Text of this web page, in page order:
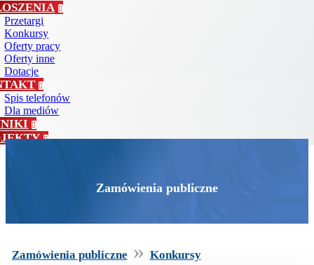
Przetargi
Konkursy
Oferty pracy
Oferty inne
Dotacje
Spis telefonów
Dla mediów
Zamówienia publiczne
Zamówienia publiczne» Konkursy